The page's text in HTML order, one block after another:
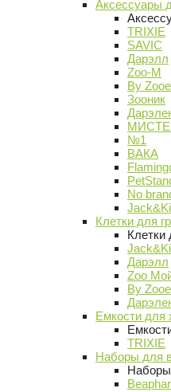
Аксессуары
TRIXIE
SAVIC
Дарэлл
Zoo-M
By
Зооник
№1
ВАКА
No
Клетки для
Клетки
Дарэлл
Zoo
By
Емкости для
TRIXIE
Наборы для
Beaphar